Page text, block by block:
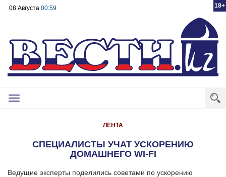
18+
08 Августа 00:59
Toggle
ЛЕНТА
СПЕЦИАЛИСТЫ УЧАТ УСКОРЕНИЮ
ДОМАШНЕГО WI-FI
Ведущие эксперты поделились советами по ускорению